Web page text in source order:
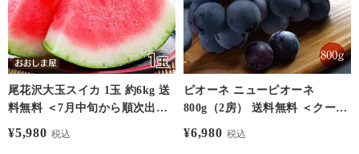
尾花沢大玉スイカ 1玉 約6kg 送
料無料 ＜7月中旬から順次出荷
＞ 山形県産 産地直送 フルーツ
¥5,980 税込
ピオーネ ニューピオーネ
800g（2房） 送料無料 ＜クール
代別＞ 7月上旬より順次出荷 ぶ
¥6,980 税込